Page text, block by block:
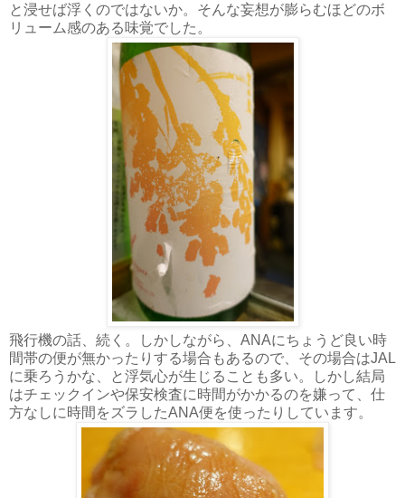
と浸せば浮くのではないか。そんな妄想が膨らむほどのボ
リューム感のある味覚でした。
飛行機の話、続く。しかしながら、ANAにちょうど良い時
間帯の便が無かったりする場合もあるので、その場合はJAL
に乗ろうかな、と浮気心が生じることも多い。しかし結局
はチェックインや保安検査に時間がかかるのを嫌って、仕
方なしに時間をズラしたANA便を使ったりしています。